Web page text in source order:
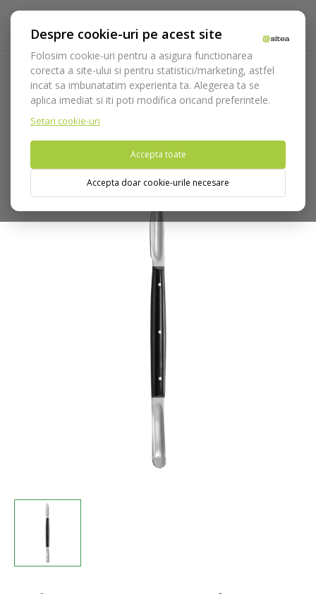
Despre cookie-uri pe acest site
Folosim cookie-uri pentru a asigura functionarea
corecta a site-ului si pentru statistici/marketing, astfel
incat sa imbunatatim experienta ta. Alegerea ta se
aplica imediat si iti poti modifica oricand preferintele.
Setari cookie-uri
Accepta toate
Accepta doar cookie-urile necesare
Acasa Laborator Instrumentar laborator
Cutit ceara
Cutit ceara Lessmann cod 206
Nu puteti plasa comenzi din tara din care accesati website-ul